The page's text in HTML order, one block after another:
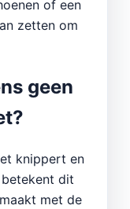
of een
zetten om
geen
knippert en
dit
met de